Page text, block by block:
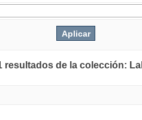
resultados de la colección: